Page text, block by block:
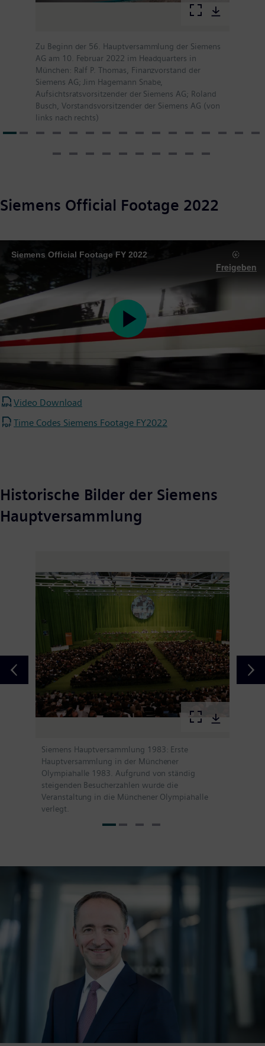
Zu Beginn der 56. Hauptversammlung der Siemens
AG am 10. Februar 2022 im Headquarters in
München: Ralf P. Thomas, Finanzvorstand der
Siemens AG; Jim Hagemann Snabe,
Aufsichtsratsvorsitzender der Siemens AG; Roland
Busch, Vorstandsvorsitzender der Siemens AG (von
links nach rechts)
Siemens Official Footage 2022
Siemens Official Footage FY 2022
Freigeben
Play
Video Download
Time Codes Siemens Footage FY2022
Historische Bilder der Siemens
Hauptversammlung
Siemens Hauptversammlung 1983: Erste
Hauptversammlung in der Münchener
Olympiahalle 1983. Aufgrund von ständig
steigenden Besucherzahlen wurde die
Veranstaltung in die Münchener Olympiahalle
verlegt.